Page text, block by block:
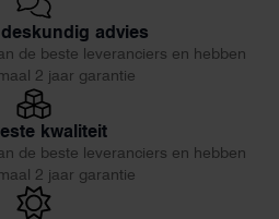
advies
de beste leveranciers en hebben
2 jaar garantie
kwaliteit
de beste leveranciers en hebben
2 jaar garantie